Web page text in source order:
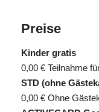
Preise
Kinder gratis
0,00 € Teilnahme
STD (ohne
0,00 € Ohne